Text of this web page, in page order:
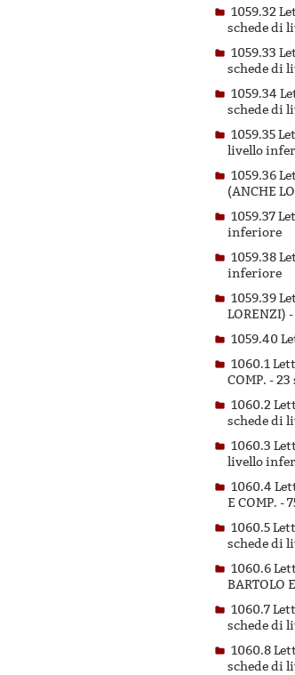
1059.32
schede di
1059.33
schede di
1059.34
schede di
1059.35
livello
1059.36
(ANCHE
1059.37
inferiore
1059.38
inferiore
1059.39
LORENZI) -
1059.40
1060.1
COMP. -23
1060.2
schede di
1060.3
livello
1060.4
E COMP. -
1060.5
schede di
1060.6
BARTOLO
1060.7
schede di
1060.8
schede di